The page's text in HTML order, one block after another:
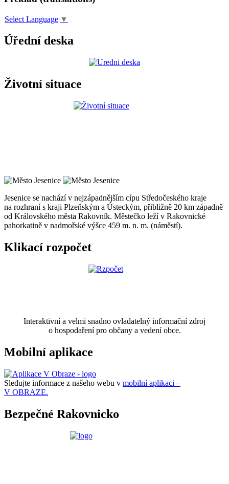
Select Language ▼
Úřední deska
Životní situace
Jesenice se nachází v nejzápadnějším cípu Středočeského kraje
na rozhraní s kraji Plzeňským a Ústeckým, přibližně 20 km západně
od Královského města Rakovník. Městečko leží v Rakovnické
pahorkatině v nadmořské výšce 459 m. n. m. (náměstí).
Klikací rozpočet
Interaktivní a velmi snadno ovladatelný informační zdroj
o hospodaření pro občany a vedení obce.
Mobilní aplikace
Sledujte informace z našeho webu v mobilní aplikaci –
V OBRAZE.
Bezpečné Rakovnicko